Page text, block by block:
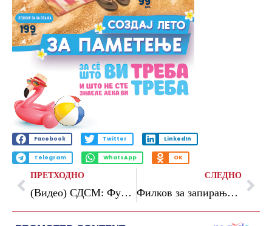
Facebook Twitter LinkedIn
Telegram WhatsApp OK
ПРЕТХОДНО
(Видео) СДСМ: Функционери на власта со бугарски пасоши глумат лажни патриоти
СЛЕДНО
Филков за запирање на истрагата за мазутотoт: Очекувам целосна транспарентност од ОЈО ГОКК и одговори врз основа на кои факти и аргументи е донесена одлуката